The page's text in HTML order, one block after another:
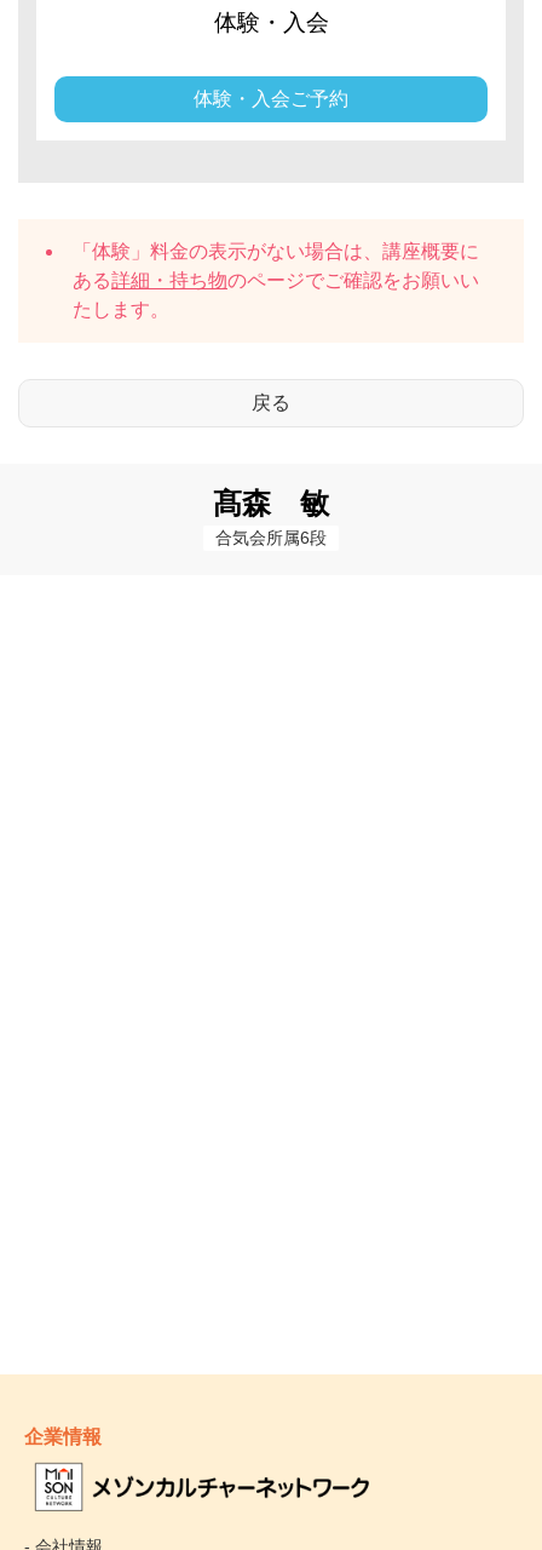
体験・入会
体験・入会ご予約
「体験」料金の表示がない場合は、講座概要に
ある詳細・持ち物のページでご確認をお願いい
たします。
髙森 敏
合気会所属6段
企業情報
- 会社情報